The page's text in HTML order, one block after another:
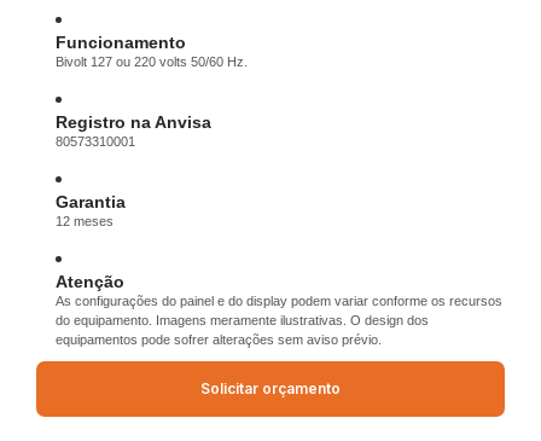
Funcionamento
Bivolt 127 ou 220 volts 50/60 Hz.
Registro na Anvisa
80573310001
Garantia
12 meses
Atenção
As configurações do painel e do display podem variar conforme os recursos
do equipamento. Imagens meramente ilustrativas. O design dos
equipamentos pode sofrer alterações sem aviso prévio.
Solicitar orçamento